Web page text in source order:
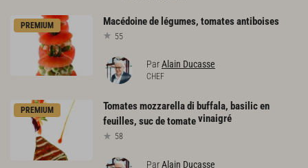
PREMIUM Macédoinede légumes, tomatesantiboises
55
ParAlain Ducasse
CHEF
PREMIUM
Tomates mozzarella di buffala, basilic en
feuilles, suc de tomatevinaigré
58
ParAlain Ducasse